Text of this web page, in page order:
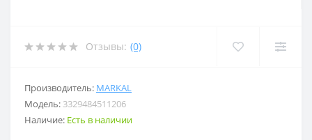
Отзывы: (0)
Производитель: MARKAL
Модель: 3329484511206
Наличие: Есть в наличии